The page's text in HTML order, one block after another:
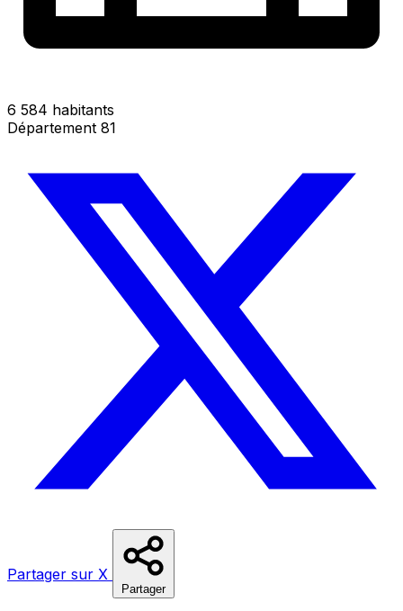
6 584 habitants
Département 81
Partager sur X
Partager